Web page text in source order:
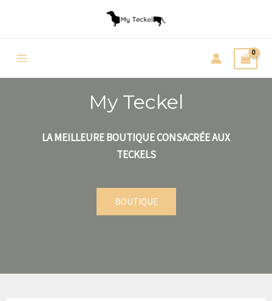
Main
Menu
My Teckel
LA MEILLEURE BOUTIQUE CONSACRÉE AUX
TECKELS
BOUTIQUE